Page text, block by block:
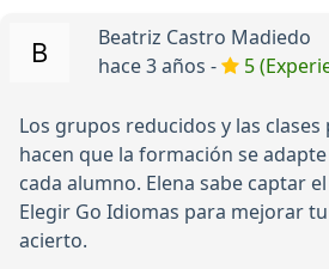
Beatriz Castro Madiedo
hace 3 años -
5
Los grupos reducidos y las clases
hacen que la formación se
cada alumno. Elena sabe captar
Elegir Go Idiomas para mejorar
acierto.